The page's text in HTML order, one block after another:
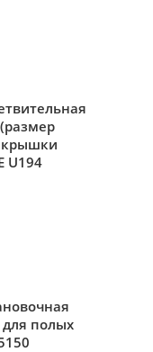
крышки
U194
полых